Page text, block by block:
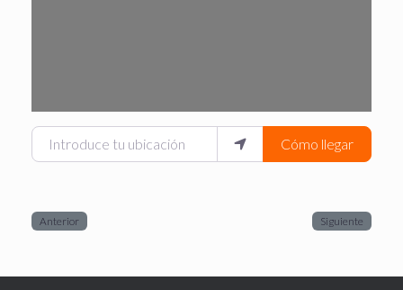
Introduce tu ubicación Cómo llegar
Anterior Siguiente